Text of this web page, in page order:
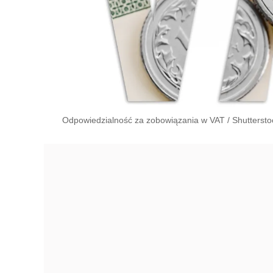
Odpowiedzialność za zobowiązania w VAT /